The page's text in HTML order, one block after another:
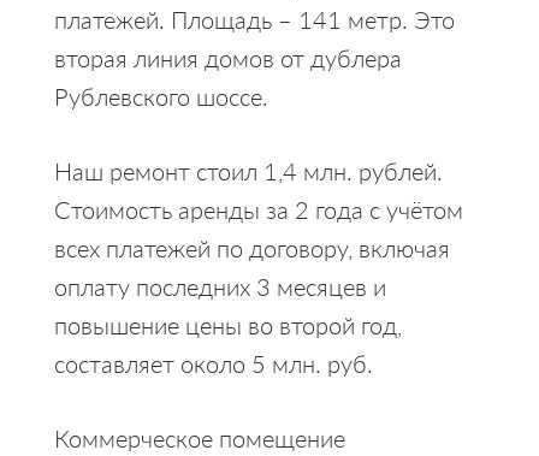
платежей. Площадь – 141 метр. Это
вторая линия домов от дублера
Рублевского шоссе.
Наш ремонт стоил 1,4 млн. рублей.
Стоимость аренды за 2 года с учётом
всех платежей по договору, включая
оплату последних 3 месяцев и
повышение цены во второй год,
составляет около 5 млн. руб.
Коммерческое помещение